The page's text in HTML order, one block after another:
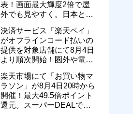
表！画面最大輝度2倍で屋
外でも見やすく。日本と台
売
決済サービス「楽天ペイ」
がオフラインコード払いの
提供を対象店舗にて8月4日
より順次開始！圏外や電波
に
楽天市場にて「お買い物マ
ラソン」が8月4日20時から
開催！最大49.5倍ポイント
還元。スーパーDEALで